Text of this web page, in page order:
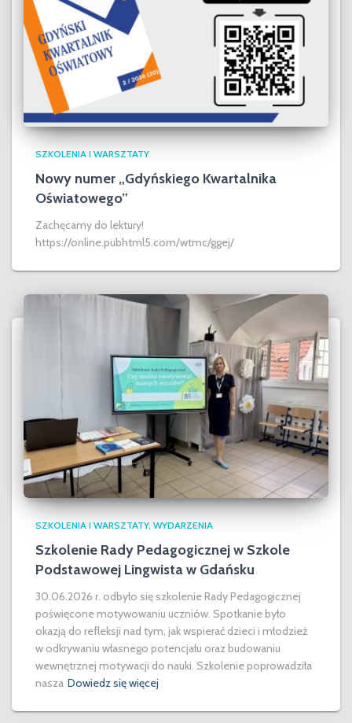
SZKOLENIA I WARSZTATY
Nowy numer „Gdyńskiego Kwartalnika
Oświatowego”
Zachęcamy do lektury!
https://online.pubhtml5.com/wtmc/ggej/
SZKOLENIA I WARSZTATY WYDARZENIA
Szkolenie Rady Pedagogicznej w Szkole
Podstawowej Lingwista w Gdańsku
30.06.2026 r. odbyło się szkolenie Rady Pedagogicznej
poświęcone motywowaniu uczniów. Spotkanie było
okazją do refleksji nad tym, jak wspierać dzieci i młodzież
w odkrywaniu własnego potencjału oraz budowaniu
wewnętrznej motywacji do nauki. Szkolenie poprowadziła
nasza Dowiedz się więcej